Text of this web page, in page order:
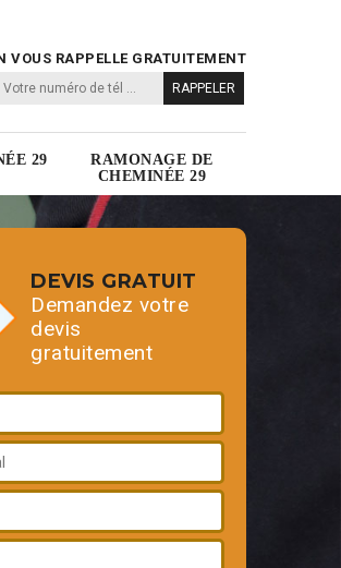
VOUS RAPPELLE GRATUITEMENT
29
RAMONAGE DE
CHEMINÉE 29
DEVIS GRATUIT
Demandez votre
devis
gratuitement